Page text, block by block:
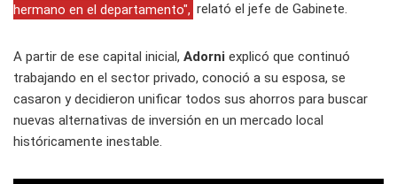
hermano en el departamento", relató el jefe de Gabinete.
A partir de ese capital inicial, Adorni explicó que continuó
trabajando en el sector privado, conoció a su esposa, se
casaron y decidieron unificar todos sus ahorros para buscar
nuevas alternativas de inversión en un mercado local
históricamente inestable.